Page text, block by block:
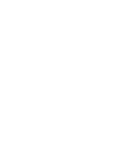
Pembahasan